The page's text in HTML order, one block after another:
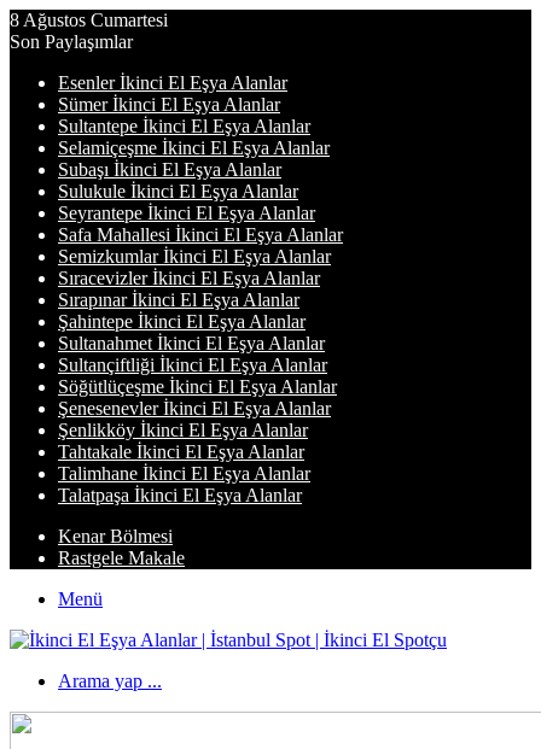
8 Ağustos Cumartesi
Son Paylaşımlar
Esenler İkinci El Eşya Alanlar
Sümer İkinci El Eşya Alanlar
Sultantepe İkinci El Eşya Alanlar
Selamiçeşme İkinci El Eşya Alanlar
Subaşı İkinci El Eşya Alanlar
Sulukule İkinci El Eşya Alanlar
Seyrantepe İkinci El Eşya Alanlar
Safa Mahallesi İkinci El Eşya Alanlar
Semizkumlar İkinci El Eşya Alanlar
Sıracevizler İkinci El Eşya Alanlar
Sırapınar İkinci El Eşya Alanlar
Şahintepe İkinci El Eşya Alanlar
Sultanahmet İkinci El Eşya Alanlar
Sultançiftliği İkinci El Eşya Alanlar
Söğütlüçeşme İkinci El Eşya Alanlar
Şenesenevler İkinci El Eşya Alanlar
Şenlikköy İkinci El Eşya Alanlar
Tahtakale İkinci El Eşya Alanlar
Talimhane İkinci El Eşya Alanlar
Talatpaşa İkinci El Eşya Alanlar
Kenar Bölmesi
Rastgele Makale
Menü
Arama yap ...